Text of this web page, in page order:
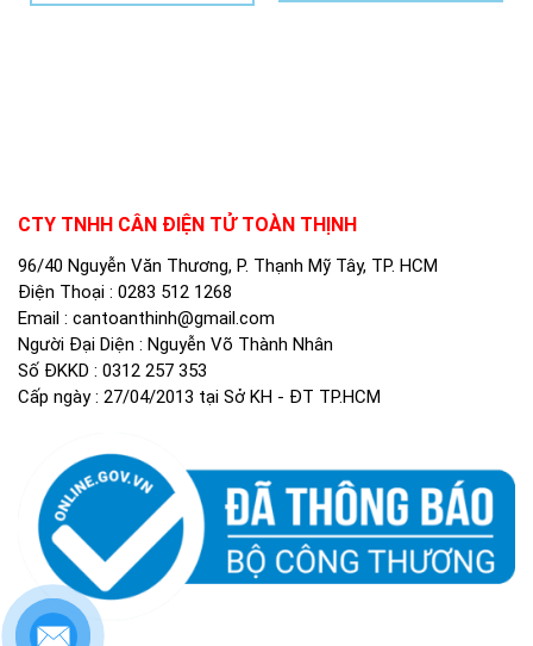
CTY TNHH CÂN ĐIỆN TỬ TOÀN THỊNH
96/40 Nguyễn Văn Thương, P. Thạnh Mỹ Tây, TP. HCM
Điện Thoại : 0283 512 1268
Email : cantoanthinh@gmail.com
Người Đại Diện : Nguyễn Võ Thành Nhân
Số ĐKKD : 0312 257 353
Cấp ngày : 27/04/2013 tại Sở KH - ĐT TP.HCM